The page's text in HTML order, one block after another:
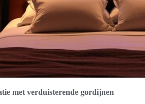
met verduisterende gordijnen